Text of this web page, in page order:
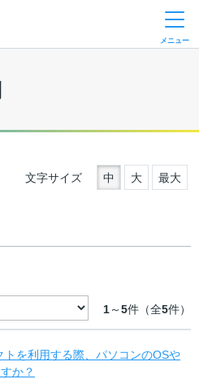
メニュー
文字サイズ 中 大 最大
1～5件（全5件）
トを利用する際、パソコンのOSや
か？